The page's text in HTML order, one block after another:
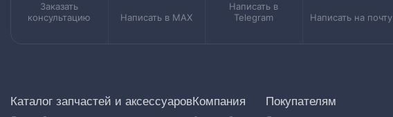
Заказать
консультацию
Написать в MAX
Написать в
Telegram
Написать на почту
Каталог запчастей и аксессуаровКомпания Покупателям